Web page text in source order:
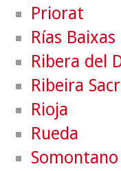
Priorat
Rías Baixas
Ribera del
Ribeira
Rioja
Rueda
Somontano